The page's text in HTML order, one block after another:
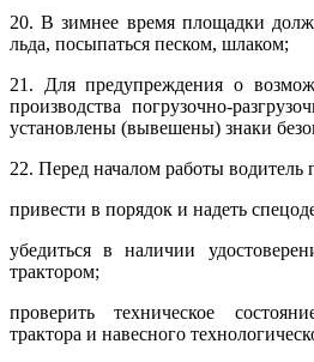
20. В зимнее время площадки
льда, посыпаться песком, шлаком;
21. Для предупреждения о
производства погрузочно-
установлены (вывешены) знаки
22. Перед началом работы водитель
привести в порядок и надеть
убедиться в наличии
трактором;
проверить техническое
трактора и навесного